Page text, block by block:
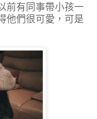
前有同事帶小孩一
他們很可愛，可是